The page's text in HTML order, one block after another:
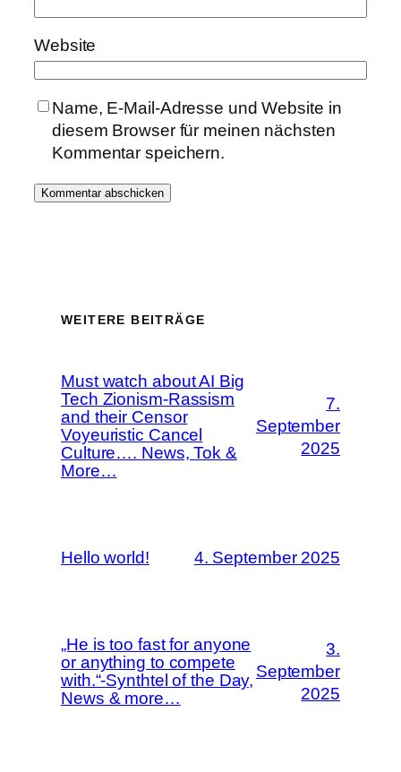
Website
Name, E-Mail-Adresse und Website in
diesem Browser für meinen nächsten
Kommentar speichern.
WEITERE BEITRÄGE
Must watch about AI Big
Tech Zionism-Rassism
and their Censor
Voyeuristic Cancel
Culture…. News, Tok &
More…
7.
September
2025
Hello world! 4. September 2025
„He is too fast for anyone
or anything to compete
with.“-Synthtel of the Day,
News & more…
3.
September
2025